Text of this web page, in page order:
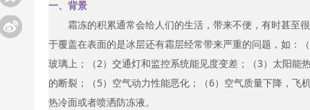
一、背景
霜冻的积累通常会给人们的生活，带来不便，有时甚至
于覆盖在表面的是冰层还有霜层经常带来严重的问题，如：
玻璃上；（2）交通灯和监控系统能见度变差；（3）太阳能
的断裂；（5）空气动力性能恶化；（6）空气质量下降，飞
热冷面或者喷洒防冻液。